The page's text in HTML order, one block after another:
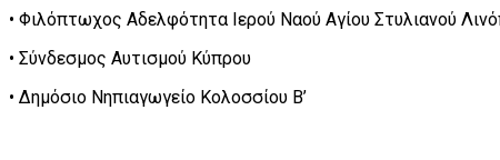
• Φιλόπτωχος Αδελφότητα Ιερού Ναού Αγίου Στυλιανού
• Σύνδεσμος Αυτισμού Κύπρου
• Δημόσιο Νηπιαγωγείο Κολοσσίου Β’